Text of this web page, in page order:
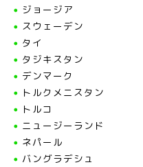
ジョージア
スウェーデン
タイ
タジキスタン
デンマーク
トルクメニスタン
トルコ
ニュージーランド
ネパール
バングラデシュ